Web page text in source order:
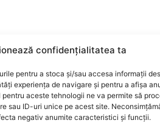
confidențialitatea ta
pentru a stoca și/sau accesa informații
experiența de navigare și pentru a afișa
aceste tehnologii ne va permite să
sau ID-uri unice pe acest site.
negativ anumite caracteristici și funcții.
MIHAELA NITA
PEDIATRU